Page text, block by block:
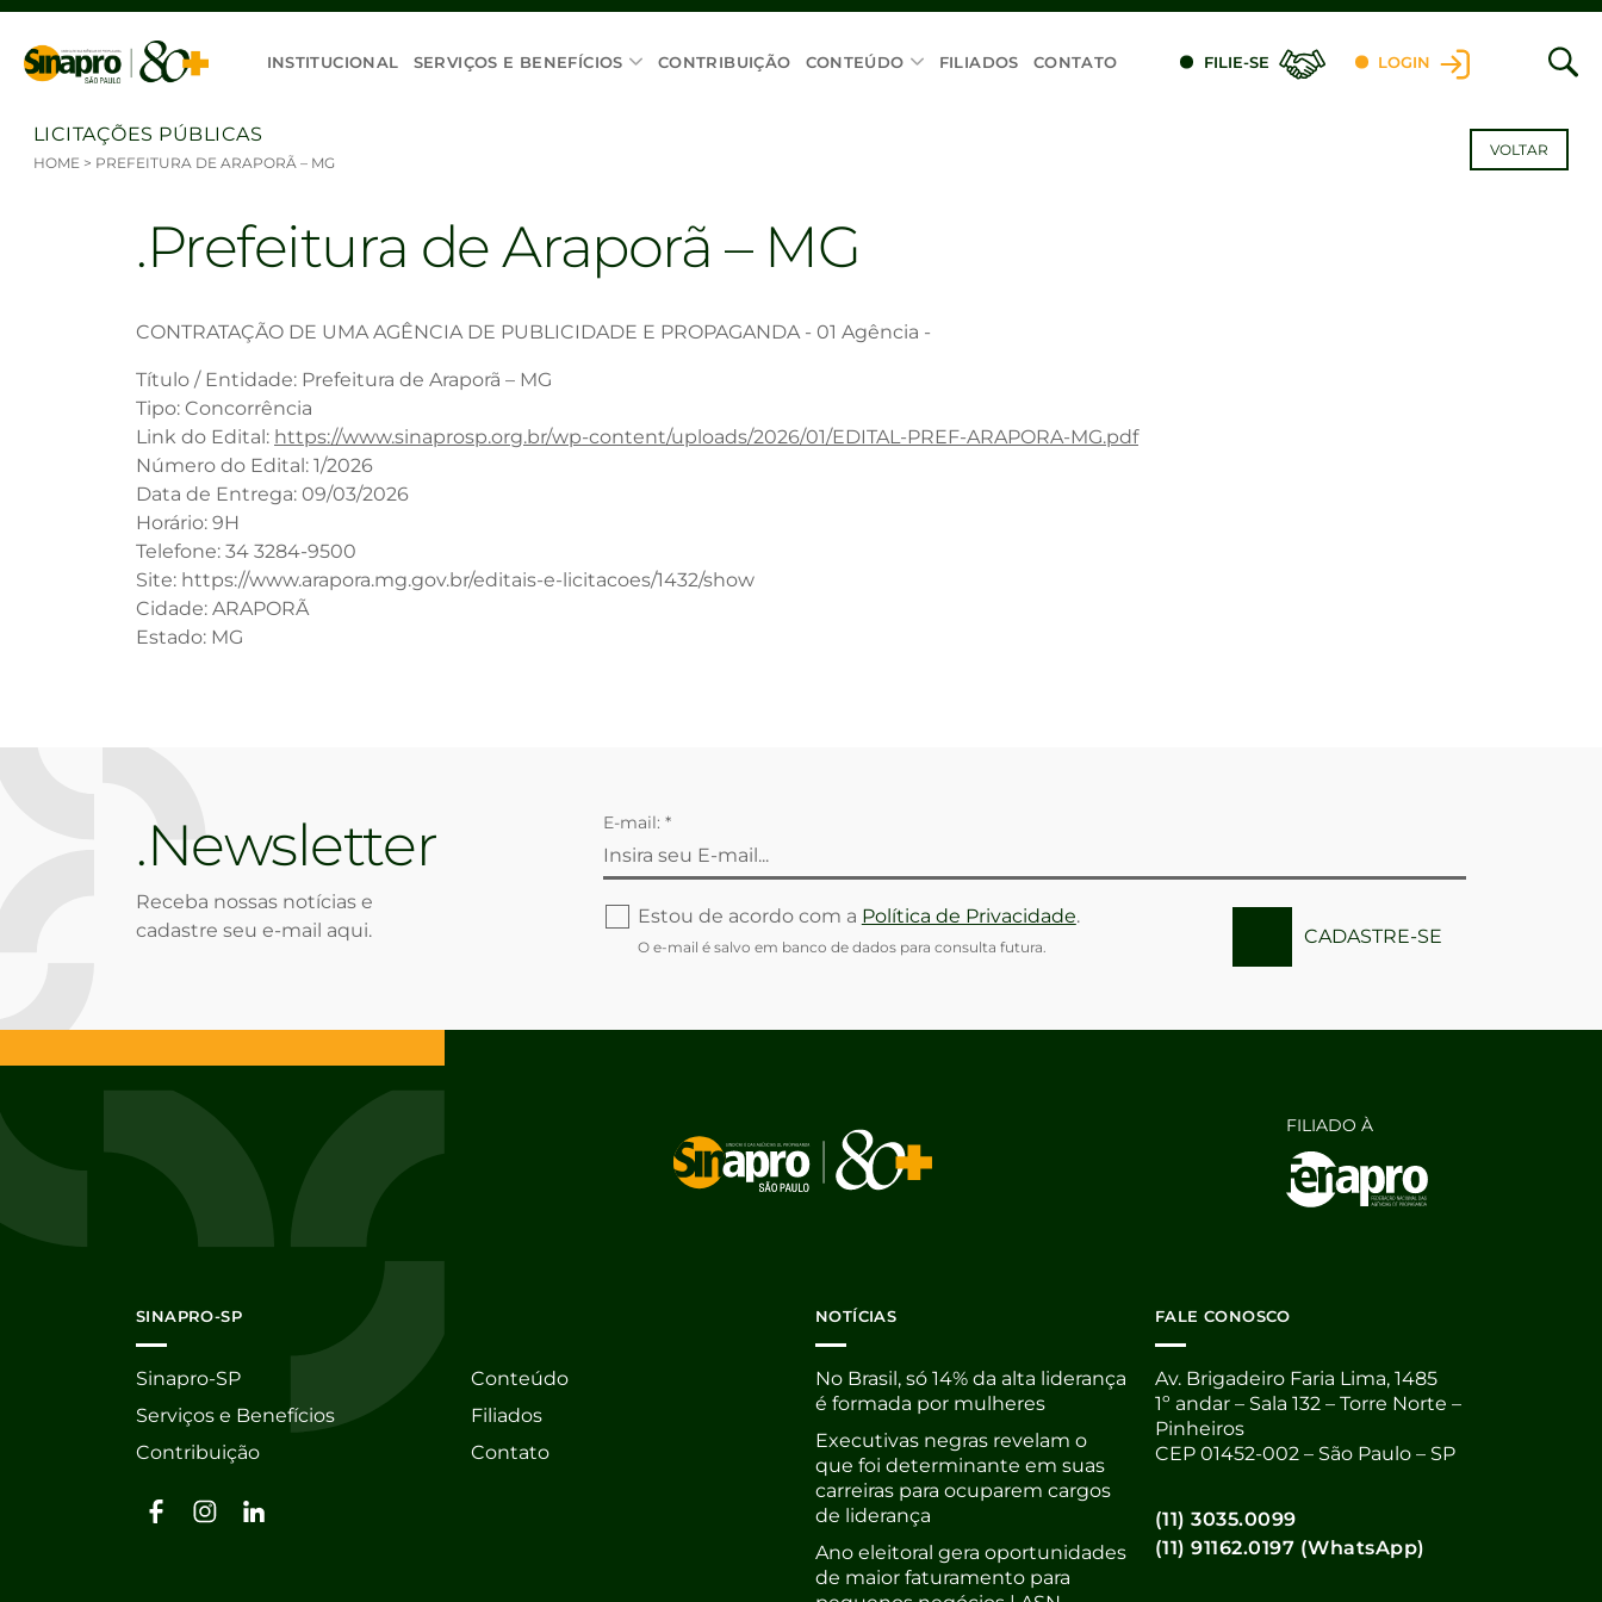
Ir para o conteúdo
INSTITUCIONAL SERVIÇOS E BENEFÍCIOS CONTRIBUIÇÃO CONTEÚDO FILIADOS CONTATO FILIE-SE LOGIN
LICITAÇÕES PÚBLICAS
HOME > PREFEITURA DE ARAPORÃ – MG
VOLTAR
Prefeitura de Araporã – MG
CONTRATAÇÃO DE UMA AGÊNCIA DE PUBLICIDADE E PROPAGANDA - 01 Agência -
Título / Entidade: Prefeitura de Araporã – MG
Tipo: Concorrência
Link do Edital: https://www.sinaprosp.org.br/wp-content/uploads/2026/01/EDITAL-PREF-ARAPORA-MG.pdf
Número do Edital: 1/2026
Data de Entrega: 09/03/2026
Horário: 9H
Telefone: 34 3284-9500
Site: https://www.arapora.mg.gov.br/editais-e-licitacoes/1432/show
Cidade: ARAPORÃ
Estado: MG
Newsletter
Receba nossas notícias e
cadastre seu e-mail aqui.
E-mail: *
Estou de acordo com a Política de Privacidade.
O e-mail é salvo em banco de dados para consulta futura. CADASTRE-SE
FILIADO À
SINAPRO-SP
Sinapro-SP
Serviços e Benefícios
Contribuição
Conteúdo
Filiados
Contato
NOTÍCIAS
No Brasil, só 14% da alta liderança
é formada por mulheres
Executivas negras revelam o
que foi determinante em suas
carreiras para ocuparem cargos
de liderança
Ano eleitoral gera oportunidades
de maior faturamento para
FALE CONOSCO
Av. Brigadeiro Faria Lima, 1485
1º andar – Sala 132 – Torre Norte –
Pinheiros
CEP 01452-002 – São Paulo – SP
(11) 3035.0099
(11) 91162.0197 (WhatsApp)